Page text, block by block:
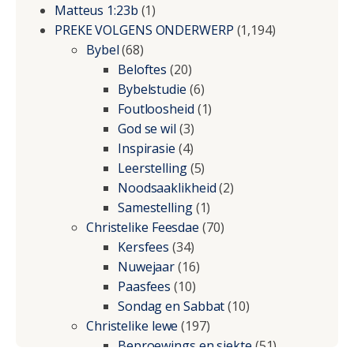
Matteus 1:23b (1)
PREKE VOLGENS ONDERWERP (1,194)
Bybel(68)
Beloftes (20)
Bybelstudie (6)
Foutloosheid (1)
God se wil (3)
Inspirasie (4)
Leerstelling(5)
Noodsaaklikheid(2)
Samestelling(1)
Christelike Feesdae (70)
Kersfees (34)
Nuwejaar(16)
Paasfees (10)
Sondag en Sabbat(10)
Christelike lewe (197)
Beproewings en siekte(51)